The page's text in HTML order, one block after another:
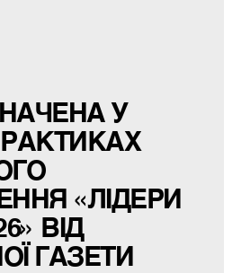
У
«ЛІДЕРИ
ВІД
ГАЗЕТИ